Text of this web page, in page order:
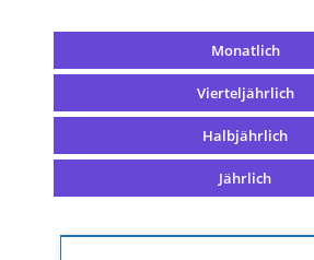
Monatlich
Vierteljährlich
Halbjährlich
Jährlich